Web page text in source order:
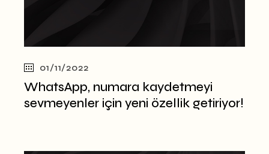
01/11/2022
WhatsApp, numara kaydetmeyi
sevmeyenler için yeni özellik getiriyor!